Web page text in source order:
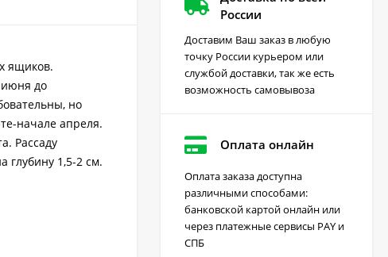
ящиков.
июня до
но
начале апреля.
Рассаду
глубину 1,5-2 см.
России
Доставим Ваш заказ в любую
точку России курьером или
службой доставки, так же есть
возможность самовывоза
Оплата онлайн
Оплата заказа доступна
различными способами:
банковской картой онлайн или
через платежные сервисы PAY и
СПБ
Грейдер от сорняков
(август) 10 мл